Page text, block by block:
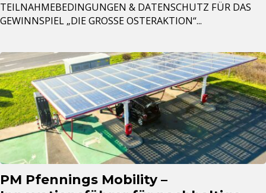
TEILNAHMEBEDINGUNGEN & DATENSCHUTZ FÜR DAS
GEWINNSPIEL „DIE GROSSE OSTERAKTION“...
PM Pfennings Mobility –